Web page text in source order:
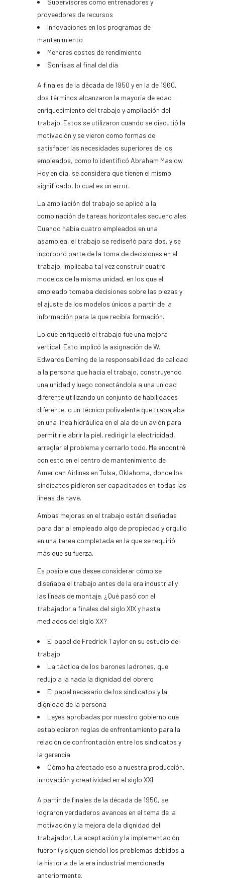
Supervisores como entrenadores y
proveedores de recursos
Innovaciones en los programas de
mantenimiento
Menores costes de rendimiento
Sonrisas al final del día
A finales de la década de 1950 y en la de 1960,
dos términos alcanzaron la mayoría de edad:
enriquecimiento del trabajo y ampliación del
trabajo. Estos se utilizaron cuando se discutió la
motivación y se vieron como formas de
satisfacer las necesidades superiores de los
empleados, como lo identificó Abraham Maslow.
Hoy en día, se considera que tienen el mismo
significado, lo cual es un error.
La ampliación del trabajo se aplicó a la
combinación de tareas horizontales secuenciales.
Cuando había cuatro empleados en una
asamblea, el trabajo se rediseñó para dos, y se
incorporó parte de la toma de decisiones en el
trabajo. Implicaba tal vez construir cuatro
modelos de la misma unidad, en los que el
empleado tomaba decisiones sobre las piezas y
el ajuste de los modelos únicos a partir de la
información para la que recibía formación.
Lo que enriqueció el trabajo fue una mejora
vertical. Esto implicó la asignación de W.
Edwards Deming de la responsabilidad de calidad
a la persona que hacía el trabajo, construyendo
una unidad y luego conectándola a una unidad
diferente utilizando un conjunto de habilidades
diferente, o un técnico polivalente que trabajaba
en una línea hidráulica en el ala de un avión para
permitirle abrir la piel, redirigir la electricidad,
arreglar el problema y cerrarlo todo. Me encontré
con esto en el centro de mantenimiento de
American Airlines en Tulsa, Oklahoma, donde los
sindicatos pidieron ser capacitados en todas las
líneas de nave.
Ambas mejoras en el trabajo están diseñadas
para dar al empleado algo de propiedad y orgullo
en una tarea completada en la que se requirió
más que su fuerza.
Es posible que desee considerar cómo se
diseñaba el trabajo antes de la era industrial y
las líneas de montaje. ¿Qué pasó con el
trabajador a finales del siglo XIX y hasta
mediados del siglo XX?
El papel de Fredrick Taylor en su estudio del
trabajo
La táctica de los barones ladrones, que
redujo a la nada la dignidad del obrero
El papel necesario de los sindicatos y la
dignidad de la persona
Leyes aprobadas por nuestro gobierno que
establecieron reglas de enfrentamiento para la
relación de confrontación entre los sindicatos y
la gerencia
Cómo ha afectado eso a nuestra producción,
innovación y creatividad en el siglo XXI
A partir de finales de la década de 1950, se
lograron verdaderos avances en el tema de la
motivación y la mejora de la dignidad del
trabajador. La aceptación y la implementación
fueron (y siguen siendo) los problemas debidos a
la historia de la era industrial mencionada
anteriormente.